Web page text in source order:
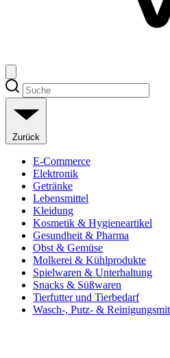
Zurück
E-Commerce
Elektronik
Getränke
Lebensmittel
Kleidung
Kosmetik & Hygieneartikel
Gesundheit & Pharma
Obst & Gemüse
Molkerei & Kühlprodukte
Spielwaren & Unterhaltung
Snacks & Süßwaren
Tierfutter und Tierbedarf
Wasch-, Putz- &